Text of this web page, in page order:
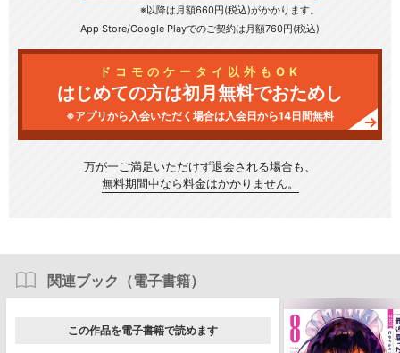
※以降は月額660円(税込)がかかります。
App Store/Google Playでのご契約は月額760円(税込)
ドコモのケータイ以外もOK
はじめての方は初月無料でおためし
※アプリから入会いただく場合は入会日から14日間無料
万が一ご満足いただけず退会される場合も、
無料期間中なら料金はかかりません。
関連ブック（電子書籍）
この作品を電子書籍で読めます